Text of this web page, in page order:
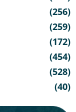
(256)
(259)
(172)
(454)
(528)
(40)